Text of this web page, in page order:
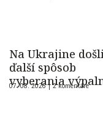
Na Ukrajine
ďalší spôsob
vyberania
07. 08. 2026 |2 komentáre